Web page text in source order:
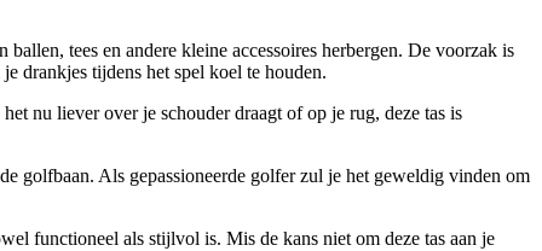
tees en andere kleine accessoires herbergen. De voorzak is
drankjes tijdens het spel koel te houden.
nu liever over je schouder draagt of op je rug, deze tas is
golfbaan. Als gepassioneerde golfer zul je het geweldig vinden om
functioneel als stijlvol is. Mis de kans niet om deze tas aan je